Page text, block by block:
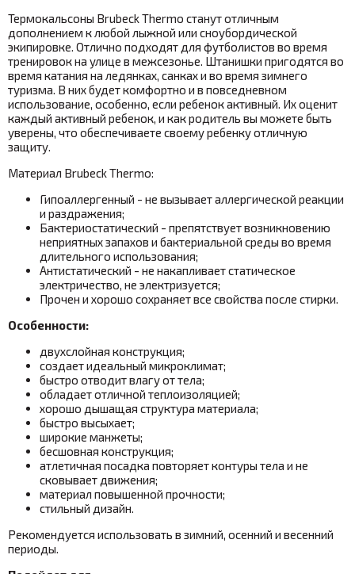
Термокальсоны Brubeck Thermo станут отличным
дополнением к любой лыжной или сноубордической
экипировке. Отлично подходят для футболистов во время
тренировок на улице в межсезонье. Штанишки пригодятся во
время катания на ледянках, санках и во время зимнего
туризма. В них будет комфортно и в повседневном
использование, особенно, если ребенок активный. Их оценит
каждый активный ребенок, и как родитель вы можете быть
уверены, что обеспечиваете своему ребенку отличную
защиту.
Материал Brubeck Thermo:
Гипоаллергенный - не вызывает аллергической реакции
и раздражения;
Бактериостатический - препятствует возникновению
неприятных запахов и бактериальной среды во время
длительного использования;
Антистатический - не накапливает статическое
электричество, не электризуется;
Прочен и хорошо сохраняет все свойства после стирки.
Особенности:
двухслойная конструкция;
создает идеальный микроклимат;
быстро отводит влагу от тела;
обладает отличной теплоизоляцией;
хорошо дышащая структура материала;
быстро высыхает;
широкие манжеты;
бесшовная конструкция;
атлетичная посадка повторяет контуры тела и не
сковывает движения;
материал повышенной прочности;
стильный дизайн.
Рекомендуется использовать в зимний, осенний и весенний
периоды.